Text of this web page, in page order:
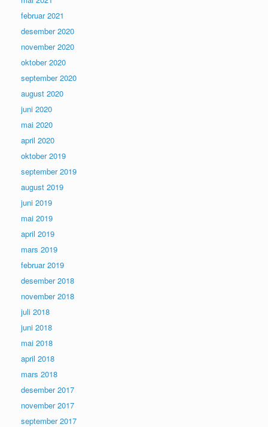
februar 2021
desember 2020
november 2020
oktober 2020
september 2020
august 2020
juni 2020
mai 2020
april 2020
oktober 2019
september 2019
august 2019
juni 2019
mai 2019
april 2019
mars 2019
februar 2019
desember 2018
november 2018
juli 2018
juni 2018
mai 2018
april 2018
mars 2018
desember 2017
november 2017
september 2017